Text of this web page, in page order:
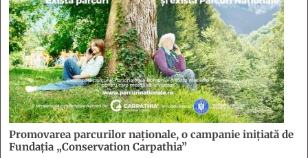
Promovarea parcurilor naționale, o campanie inițiată de
Fundația „Conservation Carpathia”